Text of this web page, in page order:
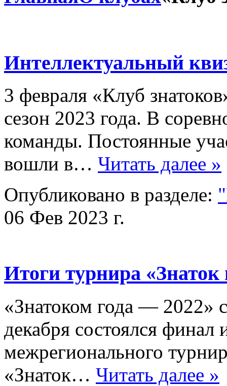
Интеллектуальный
3 февраля «Клуб
сезон 2023 года. В
команды. Постоянные
вошли в… Читать далее »
Опубликовано в разделе:
06 Фев 2023 г.
Итоги турнира
«Знатоком года — 2022»
декабря состоялся финал
межрегионального
«Знаток… Читать далее »